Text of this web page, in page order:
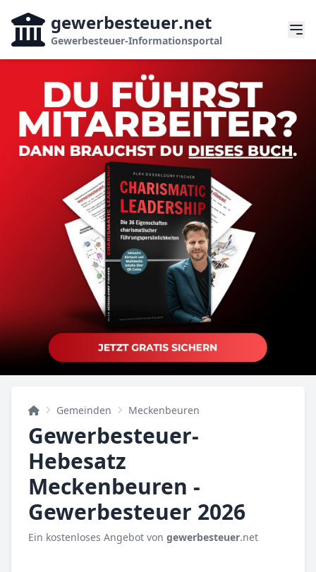
gewerbesteuer.net
Gewerbesteuer-Informationsportal
Gemeinden Meckenbeuren
Gewerbesteuer-
Hebesatz
Meckenbeuren -
Gewerbesteuer 2026
Ein kostenloses Angebot von gewerbesteuer.net